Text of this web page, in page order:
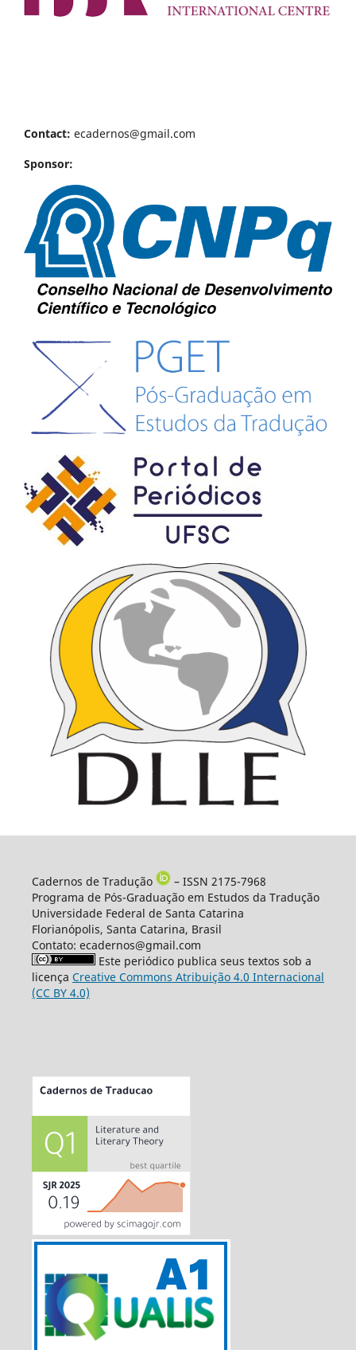
Contact: ecadernos@gmail.com
Sponsor:
Cadernos de Tradução
– ISSN 2175-7968
Programa de Pós-Graduação em Estudos da Tradução
Universidade Federal de Santa Catarina
Florianópolis, Santa Catarina, Brasil
Contato: ecadernos@gmail.com
Este periódico publica seus textos sob a
licença Creative Commons Atribuição 4.0 Internacional
(CC BY 4.0)